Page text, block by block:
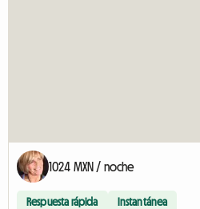
1024 MXN / noche
Respuesta rápida Instantánea